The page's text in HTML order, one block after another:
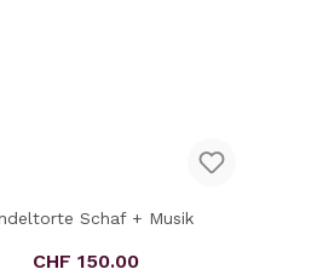
Schaf + Musik
Regulärer Preis:
CHF 150.00